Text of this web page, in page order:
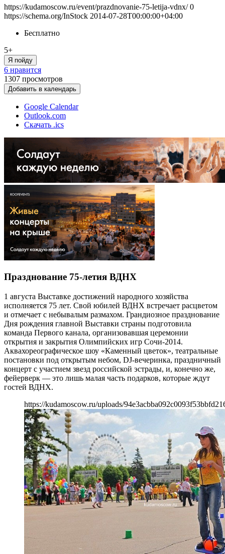
https://kudamoscow.ru/event/prazdnovanie-75-letija-vdnx/ 0
https://schema.org/InStock 2014-07-28T00:00:00+04:00
Бесплатно
5+
Я пойду
6 нравится
1307 просмотров
Добавить в календарь
Google Calendar
Outlook.com
Скачать .ics
Празднование 75-летия ВДНХ
1 августа Выставке достижений народного хозяйства
исполняется 75 лет. Свой юбилей ВДНХ встречает расцветом
и отмечает с небывалым размахом. Грандиозное празднование
Дня рождения главной Выставки страны подготовила
команда Первого канала, организовавшая церемонии
открытия и закрытия Олимпийских игр Сочи-2014.
Аквахореографическое шоу «Каменный цветок», театральные
постановки под открытым небом, DJ-вечеринка, праздничный
концерт с участием звезд российской эстрады, и, конечно же,
фейерверк — это лишь малая часть подарков, которые ждут
гостей ВДНХ.
https://kudamoscow.ru/uploads/